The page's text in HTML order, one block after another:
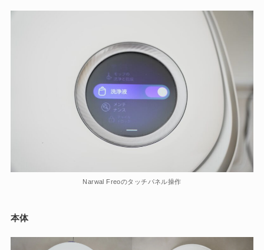
Narwal Freoのタッチパネル操作
本体